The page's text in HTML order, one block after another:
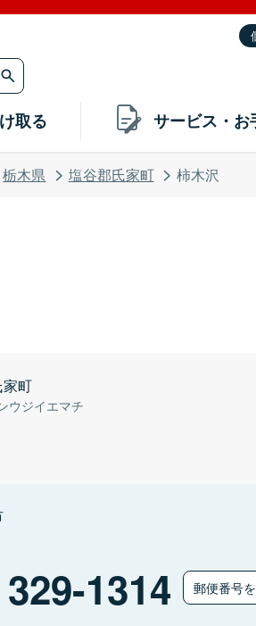
取る サービス・お
栃木県 塩谷郡氏家町 柿木沢
町
ウジイエマチ
329-1314 郵便番号